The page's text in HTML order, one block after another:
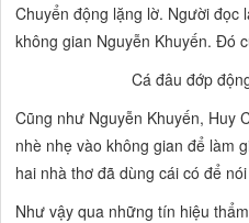
Chuyển động lặng lờ. Người đọc
không gian Nguyễn Khuyến. Đó
Cá đâu đớp
Cũng như Nguyễn Khuyến, Huy
nhè nhẹ vào không gian để làm
hai nhà thơ đã dùng cáicó để
Như vậy qua những tín hiệu